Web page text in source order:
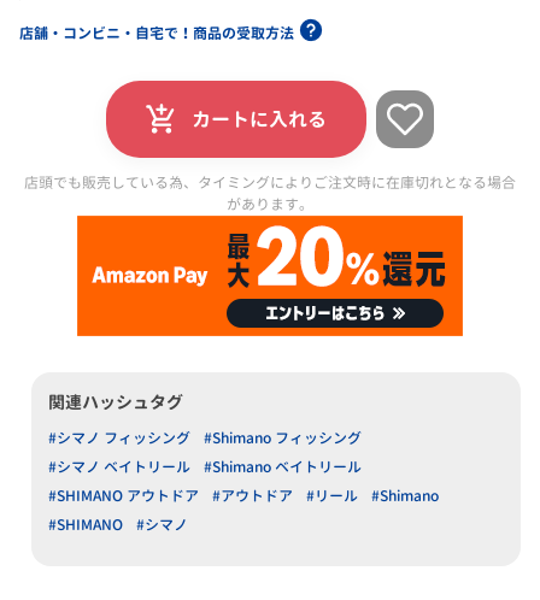
店舗・コンビニ・自宅で！商品の受取方法
カートに入れる
店頭でも販売している為、タイミングによりご注文時に在庫切れとなる場合
があります。
関連ハッシュタグ
#シマノ フィッシング
#Shimano フィッシング
#シマノ ベイトリール
#Shimano ベイトリール
#SHIMANO アウトドア
#アウトドア #リール
#Shimano
#SHIMANO
#シマノ